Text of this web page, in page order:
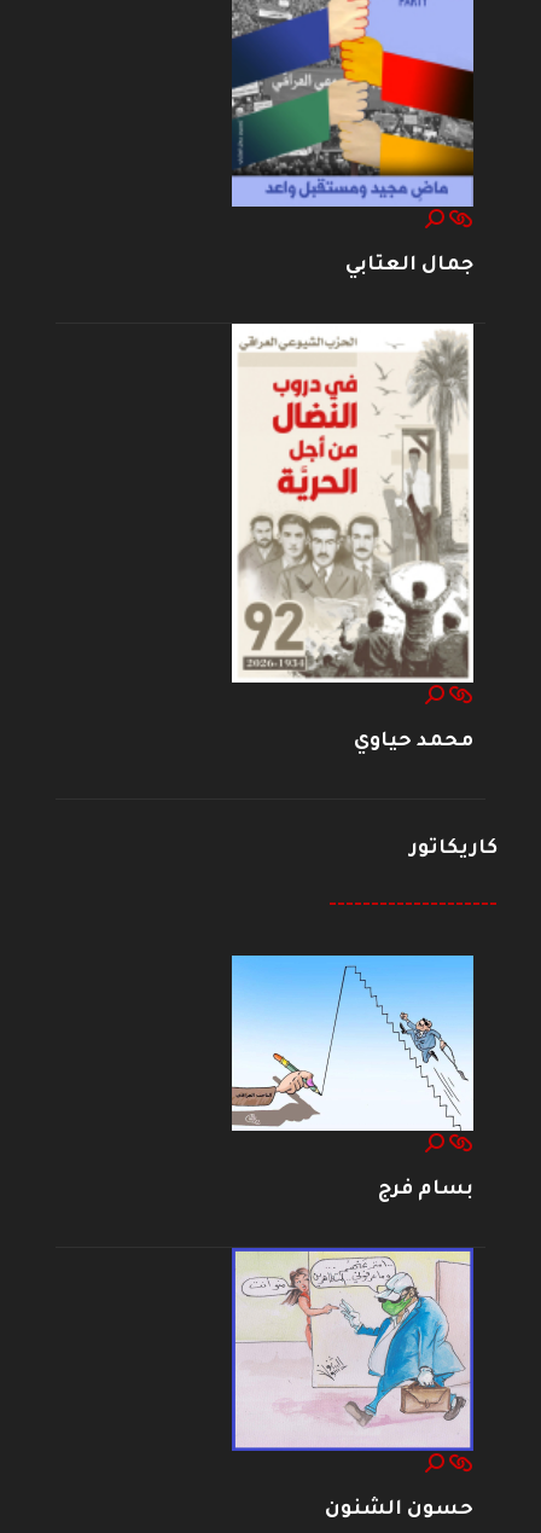
جمال العتابي
محمد حياوي
كاريكاتور
--------------------
بسام فرج
حسون الشنون